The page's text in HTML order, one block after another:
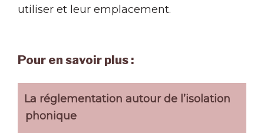
utiliser et leur emplacement.
Pour en savoir plus :
La réglementation autour de l’isolation
phonique